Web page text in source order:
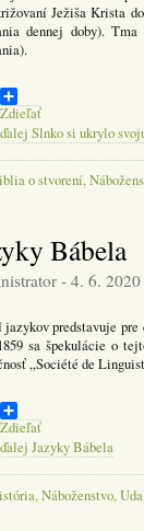
Ježiša Krista
dennej doby).
Zdieľať
Slnko si ukrylo
o stvorení,
Bábela
- 4. 6. 2020
jazykov predstavuje
sa špekulácie o
„Société de
Zdieľať
Jazyky Bábela
,Náboženstvo,